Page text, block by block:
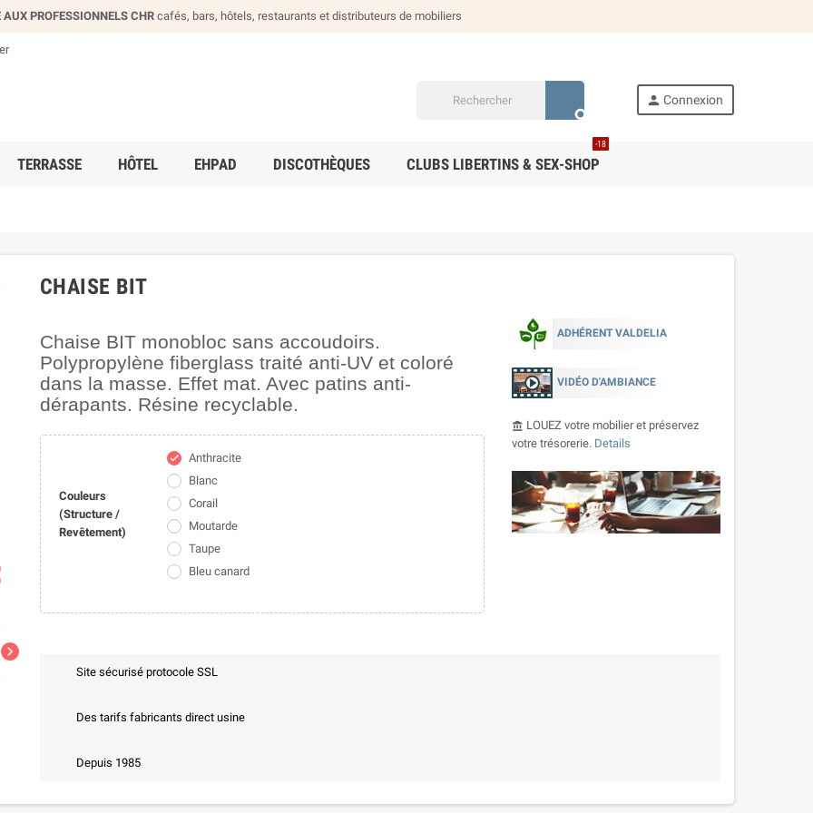
AUX PROFESSIONNELS CHRcafés, bars, hôtels, restaurants et distributeurs de mobiliers
search
person Connexion
TERRASSE HÔTEL EHPAD DISCOTHÈQUES CLUBS LIBERTINS & SEX-SHOP
-18
chevron_right
CHAISE BIT
Chaise BIT monobloc sans accoudoirs.
Polypropylène fiberglass traité anti-UV et coloré
dans la masse. Effet mat. Avec patins anti-
dérapants. Résine recyclable.
Couleurs
(Structure /
Revêtement)
check
Anthracite
Blanc
Corail
Moutarde
Taupe
Bleu canard
ADHÉRENT VALDELIA
VIDÉO D'AMBIANCE
account_balance LOUEZ votre mobilier et préservez
votre trésorerie. Details
Site sécurisé protocole SSL
Des tarifs fabricants direct usine
Depuis 1985